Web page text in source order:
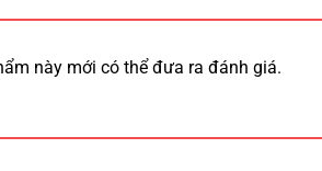
này mới có thể đưa ra đánh giá.